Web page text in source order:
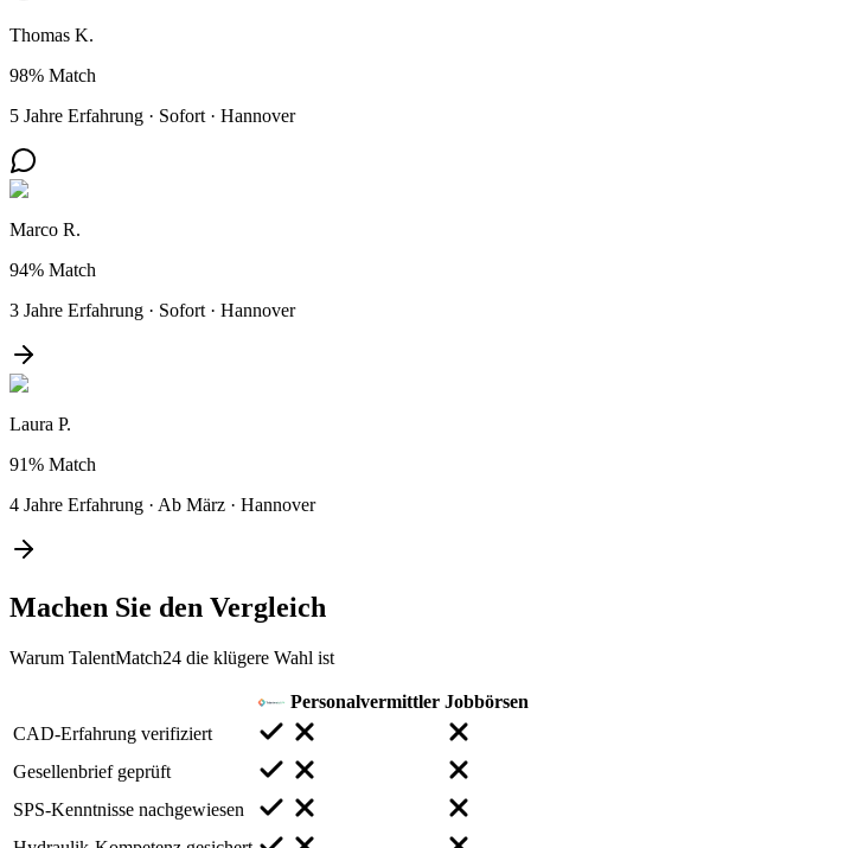
Thomas K.
98% Match
5 Jahre Erfahrung · Sofort · Hannover
Marco R.
94% Match
3 Jahre Erfahrung · Sofort · Hannover
Laura P.
91% Match
4 Jahre Erfahrung · Ab März · Hannover
Machen Sie den Vergleich
Warum TalentMatch24 die klügere Wahl ist
Personalvermittler Jobbörsen
CAD-Erfahrung verifiziert
Gesellenbrief geprüft
SPS-Kenntnisse nachgewiesen